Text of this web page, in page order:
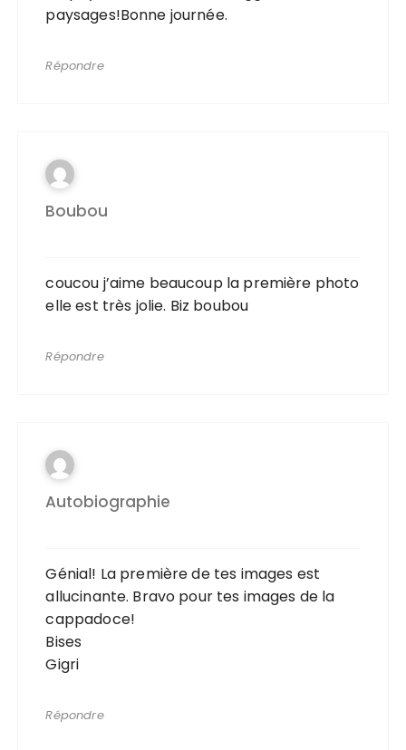
paysages!Bonne journée.
Répondre
Boubou
coucou j’aime beaucoup la première photo
elle est très jolie. Biz boubou
Répondre
Autobiographie
Génial! La première de tes images est
allucinante. Bravo pour tes images de la
cappadoce!
Bises
Gigri
Répondre